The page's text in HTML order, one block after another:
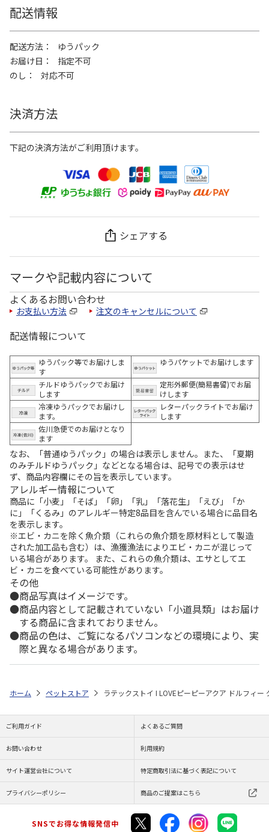
配送情報
配送方法
ゆうパック
お届け日
指定不可
のし
対応不可
決済方法
下記の決済方法がご利用頂けます。
シェアする
マークや記載内容について
よくあるお問い合わせ
お支払い方法 注文のキャンセルについて
配送情報について
ゆうパック等でお届けしま
す
ゆうパケットでお届けします
チルドゆうパックでお届け
します
定形外郵便(簡易書留)でお届
けします
冷凍ゆうパックでお届けし
ます。
レターパックライトでお届け
します
佐川急便でのお届けとなり
ます
なお、「普通ゆうパック」の場合は表示しません。また、「夏期
のみチルドゆうパック」などとなる場合は、記号での表示はせ
ず、商品内容欄にその旨を表示しています。
アレルギー情報について
商品に「小麦」「そば」「卵」「乳」「落花生」「えび」「か
に」「くるみ」のアレルギー特定8品目を含んでいる場合に品目名
を表示します。
※エビ・カニを除く魚介類（これらの魚介類を原材料として製造
された加工品も含む）は、漁獲漁法によりエビ・カニが混じって
いる場合があります。 また、これらの魚介類は、エサとしてエ
ビ・カニを食べている可能性があります。
その他
商品写真はイメージです。
商品内容として記載されていない「小道具類」はお届け
する商品に含まれておりません。
商品の色は、ご覧になるパソコンなどの環境により、実
際と異なる場合があります。
ホーム ペットストア ラテックストイ I LOVEピーピーアクア ドルフィー
ご利用ガイド よくあるご質問
お問い合わせ 利用規約
サイト運営会社について 特定商取引法に基づく表記について
プライバシーポリシー 商品のご提案はこちら
SNSでお得な情報発信中